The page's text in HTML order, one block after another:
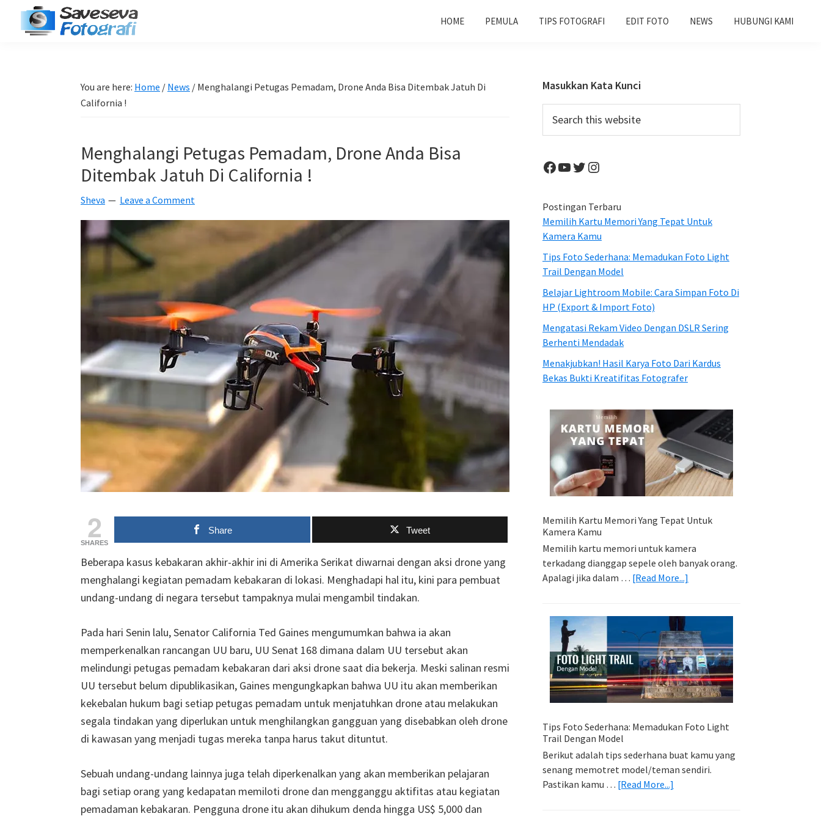
HOME PEMULA TIPS FOTOGRAFI EDIT FOTO NEWS HUBUNGI KAMI
You are here: Home / News / Menghalangi Petugas Pemadam, Drone Anda Bisa Ditembak Jatuh Di
California !
Menghalangi Petugas Pemadam, Drone Anda Bisa
Ditembak Jatuh Di California !
Sheva Leave a Comment
2
SHARES
Share Tweet
Beberapa kasus kebakaran akhir-akhir ini di Amerika Serikat diwarnai dengan aksi drone yang
menghalangi kegiatan pemadam kebakaran di lokasi. Menghadapi hal itu, kini para pembuat
undang-undang di negara tersebut tampaknya mulai mengambil tindakan.
Pada hari Senin lalu, Senator California Ted Gaines mengumumkan bahwa ia akan
memperkenalkan rancangan UU baru, UU Senat 168 dimana dalam UU tersebut akan
melindungi petugas pemadam kebakaran dari aksi drone saat dia bekerja. Meski salinan resmi
UU tersebut belum dipublikasikan, Gaines mengungkapkan bahwa UU itu akan memberikan
kekebalan hukum bagi setiap petugas pemadam untuk menjatuhkan drone atau melakukan
segala tindakan yang diperlukan untuk menghilangkan gangguan yang disebabkan oleh drone
di kawasan yang menjadi tugas mereka tanpa harus takut dituntut.
Sebuah undang-undang lainnya juga telah diperkenalkan yang akan memberikan pelajaran
bagi setiap orang yang kedapatan memiloti drone dan mengganggu aktifitas atau kegiatan
pemadaman kebakaran. Pengguna drone itu akan dihukum denda hingga US$ 5,000 dan
Primary
Sidebar
Masukkan Kata Kunci
this
Facebook
YouTube
Twitter
Instagram
Postingan Terbaru
Memilih Kartu Memori Yang Tepat Untuk
Kamera Kamu
Tips Foto Sederhana: Memadukan Foto Light
Trail Dengan Model
Belajar Lightroom Mobile: Cara Simpan Foto Di
HP (Export & Import Foto)
Mengatasi Rekam Video Dengan DSLR Sering
Berhenti Mendadak
Menakjubkan! Hasil Karya Foto Dari Kardus
Bekas Bukti Kreatifitas Fotografer
Memilih Kartu Memori Yang Tepat Untuk
Kamera Kamu
Memilih kartu memori untuk kamera
terkadang dianggap sepele oleh banyak orang.
Apalagi jika dalam … [Read More...]
Yang
Tepat
Untuk
Kamera
Kamu
Tips Foto Sederhana: Memadukan Foto Light
Trail Dengan Model
Berikut adalah tips sederhana buat kamu yang
senang memotret model/teman sendiri.
Pastikan kamu … [Read More...]